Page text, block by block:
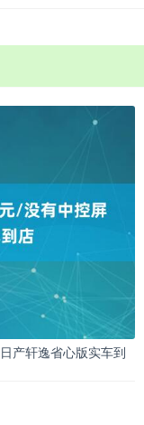
产轩逸省心版实车到